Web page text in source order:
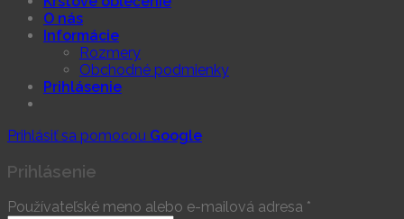
O nás
Informácie
Rozmery
Obchodné podmienky
Prihlásenie
Prihlásiť sa pomocou Google
Prihlásenie
Používateľské meno alebo e-mailová adresa *